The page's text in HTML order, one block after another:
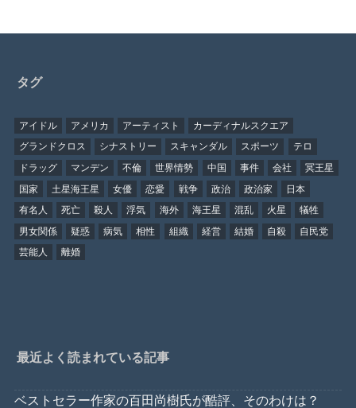
タグ
アイドル アメリカ アーティスト
カーディナルスクエア
グランドクロス
シナストリー スキャンダル スポーツ
テロ
ドラッグ
マンデン 不倫 世界情勢 中国 事件 会社
冥王星
国家
土星海王星 女優 恋愛 戦争 政治 政治家
日本
有名人
死亡 殺人 浮気 海外 海王星 混乱 火星
犠牲
男女関係
疑惑 病気 相性 組織 経営 結婚 自殺
自民党
芸能人
離婚
最近よく読まれている記事
ベストセラー作家の百田尚樹氏が酷評、そのわけは？